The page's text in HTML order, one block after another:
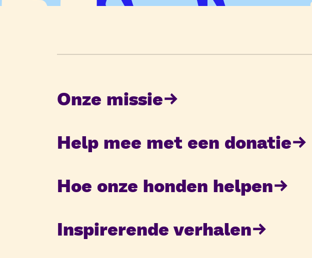
Onze missie
Help mee met een donatie
Hoe onze honden helpen
Inspirerende verhalen